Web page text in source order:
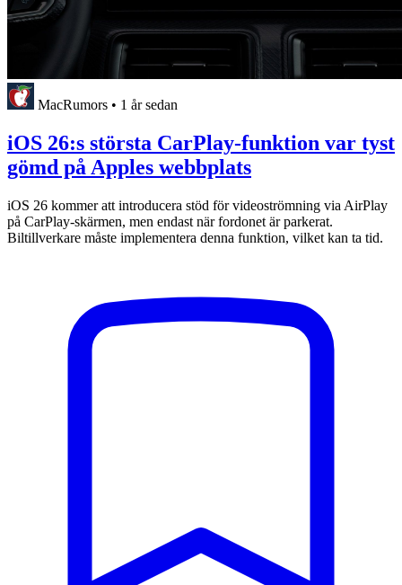
MacRumors • 1 år sedan
iOS 26:s största CarPlay-funktion var tyst
gömd på Apples webbplats
iOS 26 kommer att introducera stöd för videoströmning via AirPlay
på CarPlay-skärmen, men endast när fordonet är parkerat.
Biltillverkare måste implementera denna funktion, vilket kan ta tid.